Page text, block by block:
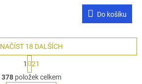
Do košíku
O
NAČÍST 18 DALŠÍCH
S
t
r
1
21
378položek celkem